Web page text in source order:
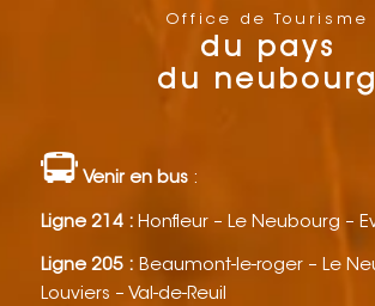
Office de Tourisme
du pays
du neubourg
Venir en bus:
Ligne 214 : Honfleur – Le Neubourg –
Ligne 205 : Beaumont-le-roger – Le
Louviers – Val-de-Reuil